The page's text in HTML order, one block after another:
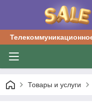
Товары и услуги